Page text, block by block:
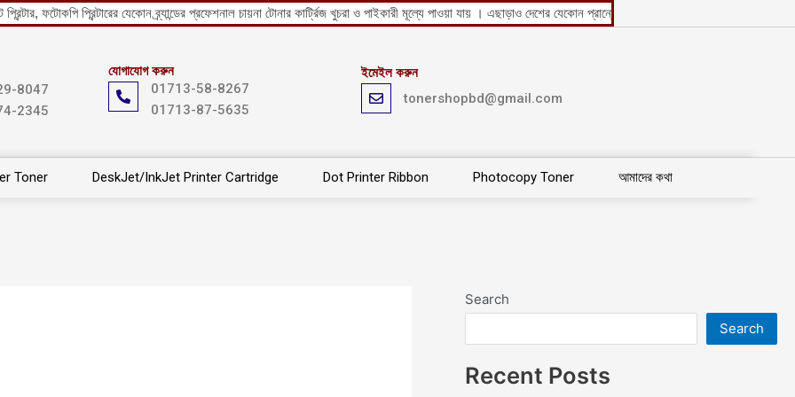
ফটোকপি প্রিন্টারের যেকোন ব্র্যান্ডের প্রফেশনাল চায়না টোনার কার্ট্রিজ খুচরা ও পাইকারী মূল্যে পাওয়া যায় । এছাড়াও দেশের যেকোন প্রান্তে কুরিয়ার সার্ভিসের মাধ্যমে অফিস ও
8047
2345
যোগাযোগ করুন
01713-58-8267
01713-87-5635
ইমেইল করুন
tonershopbd@gmail.com
Toner DeskJet/InkJet Printer Cartridge Dot Printer Ribbon Photocopy Toner আমাদের কথা
Search
Search
Recent Posts